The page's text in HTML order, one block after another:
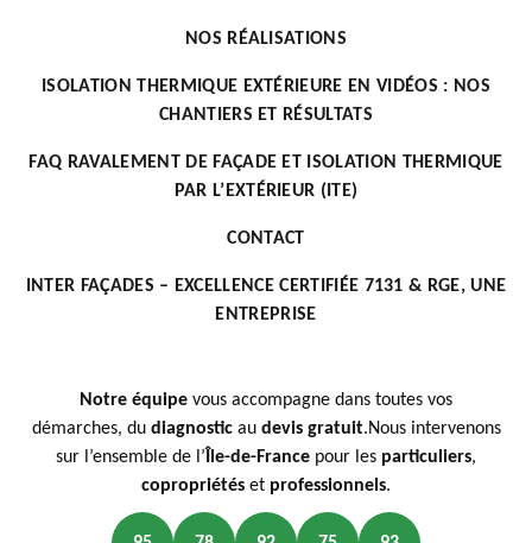
NOS RÉALISATIONS
ISOLATION THERMIQUE EXTÉRIEURE EN VIDÉOS : NOS
CHANTIERS ET RÉSULTATS
FAQ RAVALEMENT DE FAÇADE ET ISOLATION THERMIQUE
PAR L’EXTÉRIEUR (ITE)
CONTACT
INTER FAÇADES – EXCELLENCE CERTIFIÉE 7131 & RGE, UNE
ENTREPRISE
Notre équipe vous accompagne dans toutes vos
démarches, du diagnostic au devis gratuit.Nous intervenons
sur l’ensemble de l’ Île-de-France pour les particuliers,
copropriétés et professionnels.